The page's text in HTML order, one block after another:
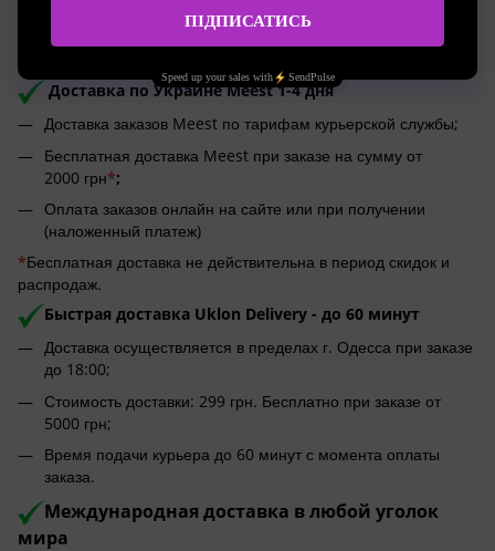
Оплата заказов онлайн на сайте или при получении
Доставка по Украине Meest 1-4 дня
Доставка заказов Meest по тарифам курьерской службы;
Бесплатная доставка Meest при заказе на сумму от
2000 грн*;
Оплата заказов онлайн на сайте или при получении
(наложенный платеж)
*Бесплатная доставка не действительна в период скидок и
распродаж.
Быстрая доставка Uklon Delivery - до 60 минут
Доставка осуществляется в пределах г. Одесса при заказе
до 18:00;
Стоимость доставки: 299 грн. Бесплатно при заказе от
5000 грн;
Время подачи курьера до 60 минут с момента оплаты
заказа.
Международная доставка в любой уголок
мира